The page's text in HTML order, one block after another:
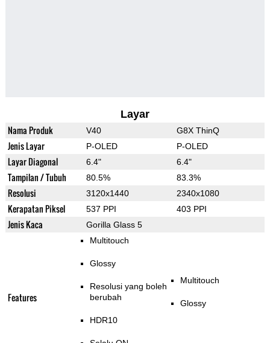
Layar
Nama Produk V40 G8X ThinQ
Jenis Layar P-OLED P-OLED
Layar Diagonal 6.4" 6.4"
Tampilan / Tubuh 80.5% 83.3%
Resolusi 3120x1440 2340x1080
Kerapatan Piksel 537 PPI 403 PPI
Jenis Kaca Gorilla Glass 5
Features
Multitouch
Glossy
Resolusi yang boleh
berubah
HDR10
Multitouch
Glossy